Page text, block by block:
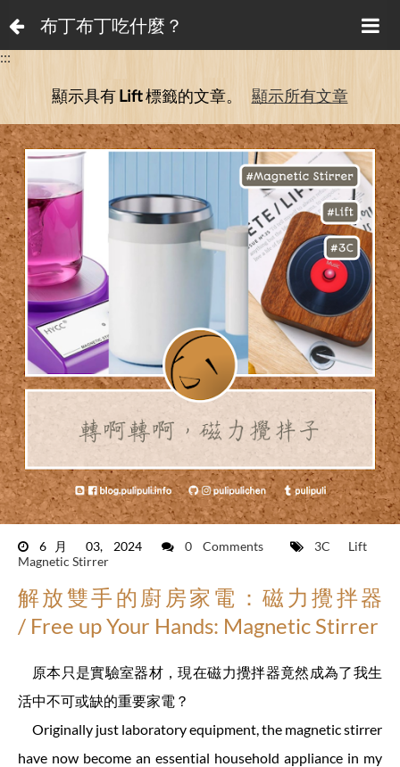
布丁布丁吃什麼？
:::
顯示具有Lift標籤的文章。 顯示所有文章
6月 03, 2024 0 Comments 3C
Lift
Magnetic Stirrer
解放雙手的廚房家電：磁力攪拌器
/ Free up Your Hands: Magnetic Stirrer
原本只是實驗室器材，現在磁力攪拌器竟然成為了我生
活中不可或缺的重要家電？
Originally just laboratory equipment, the magnetic stirrer
have now become an essential household appliance in my